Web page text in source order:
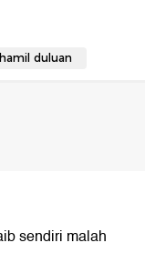
hamil duluan